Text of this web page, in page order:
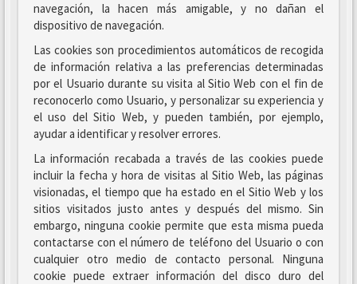
navegación, la hacen más amigable, y no dañan el
dispositivo de navegación.
Las cookies son procedimientos automáticos de recogida
de información relativa a las preferencias determinadas
por el Usuario durante su visita al Sitio Web con el fin de
reconocerlo como Usuario, y personalizar su experiencia y
el uso del Sitio Web, y pueden también, por ejemplo,
ayudar a identificar y resolver errores.
La información recabada a través de las cookies puede
incluir la fecha y hora de visitas al Sitio Web, las páginas
visionadas, el tiempo que ha estado en el Sitio Web y los
sitios visitados justo antes y después del mismo. Sin
embargo, ninguna cookie permite que esta misma pueda
contactarse con el número de teléfono del Usuario o con
cualquier otro medio de contacto personal. Ninguna
cookie puede extraer información del disco duro del